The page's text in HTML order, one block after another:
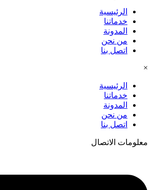
الرئيسية
خدماتنا
المدونة
من نحن
اتصل بنا
×
الرئيسية
خدماتنا
المدونة
من نحن
اتصل بنا
معلومات الاتصال